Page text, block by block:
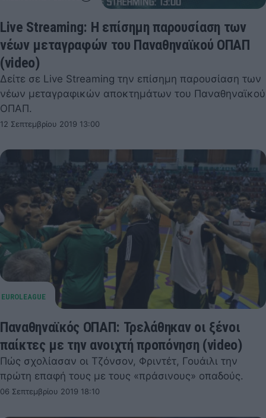
Live Streaming: H επίσημη παρουσίαση των
νέων μεταγραφών του Παναθηναϊκού ΟΠΑΠ
(video)
Δείτε σε Live Streaming την επίσημη παρουσίαση των
νέων μεταγραφικών αποκτημάτων του Παναθηναϊκού
ΟΠΑΠ.
12 Σεπτεμβρίου 2019 13:00
Παναθηναϊκός ΟΠΑΠ: Τρελάθηκαν οι ξένοι
παίκτες με την ανοιχτή προπόνηση (video)
Πώς σχολίασαν οι Τζόνσον, Φριντέτ, Γουάιλι την
πρώτη επαφή τους με τους «πράσινους» οπαδούς.
06 Σεπτεμβρίου 2019 18:10